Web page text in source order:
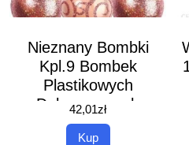
Nieznany Bombki
Kpl.9 Bombek
Plastikowych
Dekorowanych
116606
42,01zł
Kup